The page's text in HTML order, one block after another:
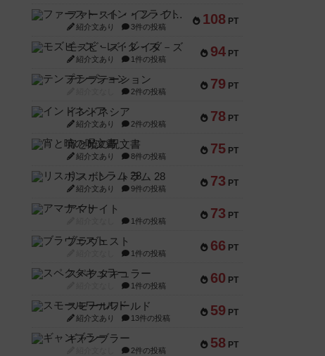
108 PT
ファースト・イン・フライト
紹介文あり 3件の投稿
94 PT
モズビ－ズ・レイダ－ズ
紹介文あり 1件の投稿
79 PT
テンプテーション
2件の投稿
78 PT
インドネシア
紹介文あり 2件の投稿
75 PT
宵と暁の呪文書
紹介文あり 8件の投稿
73 PT
リスボン・トラム 28
紹介文あり 9件の投稿
73 PT
アマナイト
1件の投稿
66 PT
ブラヴェスト
1件の投稿
60 PT
スペクタキュラー
1件の投稿
59 PT
スモールワールド
紹介文あり 13件の投稿
58 PT
ギャンブラー
2件の投稿